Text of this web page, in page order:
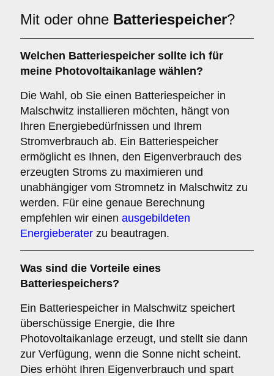
Mit oder ohne Batteriespeicher?
Welchen Batteriespeicher sollte ich für
meine Photovoltaikanlage wählen?
Die Wahl, ob Sie einen Batteriespeicher in
Malschwitz installieren möchten, hängt von
Ihren Energiebedürfnissen und Ihrem
Stromverbrauch ab. Ein Batteriespeicher
ermöglicht es Ihnen, den Eigenverbrauch des
erzeugten Stroms zu maximieren und
unabhängiger vom Stromnetz in Malschwitz zu
werden. Für eine genaue Berechnung
empfehlen wir einen ausgebildeten
Energieberater zu beautragen.
Was sind die Vorteile eines
Batteriespeichers?
Ein Batteriespeicher in Malschwitz speichert
überschüssige Energie, die Ihre
Photovoltaikanlage erzeugt, und stellt sie dann
zur Verfügung, wenn die Sonne nicht scheint.
Dies erhöht Ihren Eigenverbrauch und spart